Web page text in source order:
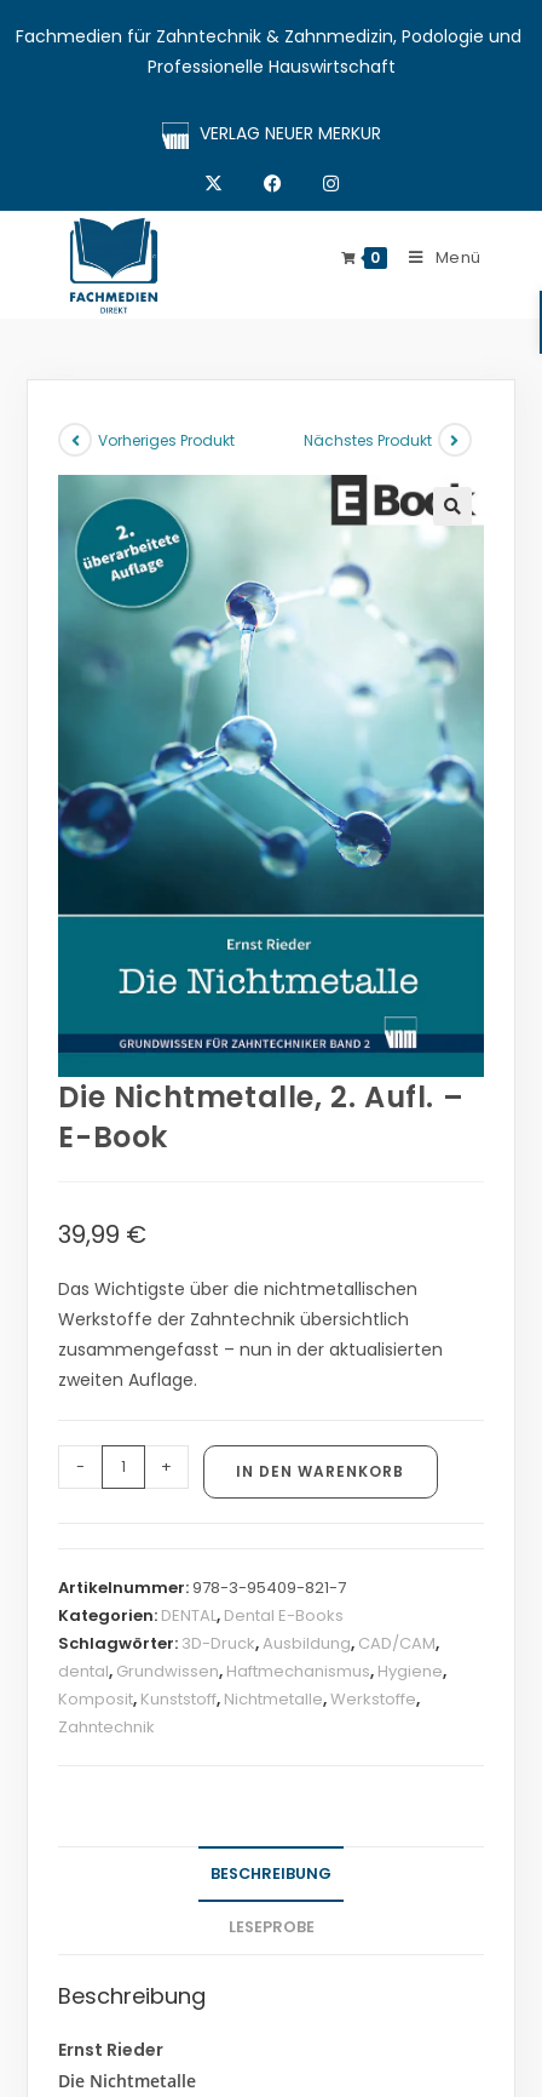
Fachmedien für Zahntechnik & Zahnmedizin, Podologie und
Professionelle Hauswirtschaft
VERLAG NEUER MERKUR
0 Menü
Vorheriges Produkt Nächstes Produkt
🔍
Die Nichtmetalle, 2. Aufl. –
E-Book
39,99 €
Das Wichtigste über die nichtmetallischen
Werkstoffe der Zahntechnik übersichtlich
zusammengefasst – nun in der aktualisierten
zweiten Auflage.
- + IN DEN WARENKORB
Artikelnummer:978-3-95409-821-7
Kategorien: DENTAL, Dental E-Books
Schlagwörter: 3D-Druck,Ausbildung, CAD/CAM,
dental, Grundwissen, Haftmechanismus, Hygiene,
Komposit, Kunststoff, Nichtmetalle,Werkstoffe,
Zahntechnik
BESCHREIBUNG
LESEPROBE
Beschreibung
Ernst Rieder
Die Nichtmetalle